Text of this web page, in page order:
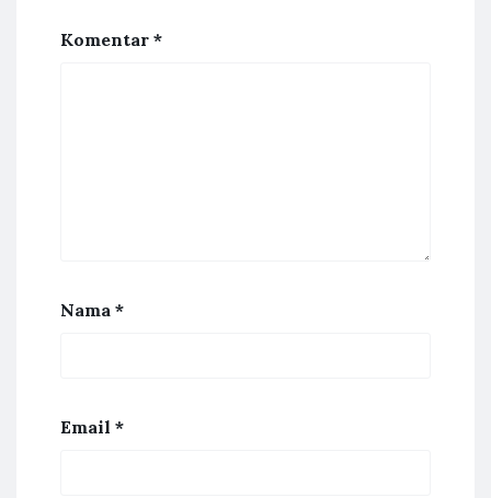
Komentar *
Nama *
Email *